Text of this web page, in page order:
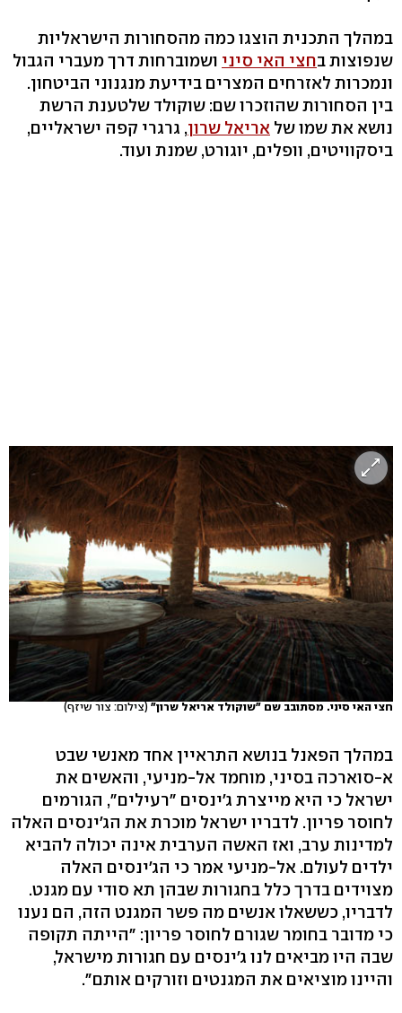
במהלך התכנית הוצגו כמה מהסחורות הישראליות
שנפוצות בחצי האי סיני ושמוברחות דרך מעברי הגבול
ונמכרות לאזרחים המצרים בידיעת מנגנוני הביטחון.
בין הסחורות שהוזכרו שם: שוקולד שלטענת הרשת
נושא את שמו של אריאל שרון, גרגרי קפה ישראליים,
ביסקוויטים, וופלים, יוגורט, שמנת ועוד.
חצי האי סיני. מסתובב שם "שוקולד אריאל שרון" (צילום: צור שיזף)
במהלך הפאנל בנושא התראיין אחד מאנשי שבט
א-סוארכה בסיני, מוחמד אל-מניעי, והאשים את
ישראל כי היא מייצרת ג'ינסים "רעילים", הגורמים
לחוסר פריון. לדבריו ישראל מוכרת את הג'ינסים האלה
למדינות ערב, ואז האשה הערבית אינה יכולה להביא
ילדים לעולם. אל-מניעי אמר כי הג'ינסים האלה
מצוידים בדרך כלל בחגורות שבהן תא סודי עם מגנט.
לדבריו, כששאלו אנשים מה פשר המגנט הזה, הם נענו
כי מדובר בחומר שגורם לחוסר פריון: "הייתה תקופה
שבה היו מביאים לנו ג'ינסים עם חגורות מישראל,
והיינו מוציאים את המגנטים וזורקים אותם".